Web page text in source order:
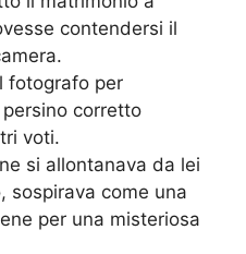
contendersi il
fotografo per
corretto
voti.
si allontanava da lei
sospirava come una
per una misteriosa